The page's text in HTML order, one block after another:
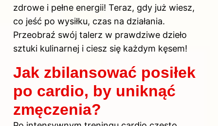
zdrowe i pełne energii! Teraz, gdy już wiesz,
co jeść po wysiłku, czas na działania.
Przeobraź swój talerz w prawdziwe dzieło
sztuki kulinarnej i ciesz się każdym kęsem!
Jak zbilansować posiłek
po cardio, by uniknąć
zmęczenia?